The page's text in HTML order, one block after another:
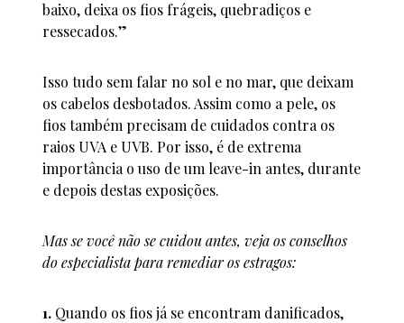
baixo, deixa os fios frágeis, quebradiços e
ressecados.”
Isso tudo sem falar no sol e no mar, que deixam
os cabelos desbotados. Assim como a pele, os
fios também precisam de cuidados contra os
raios UVA e UVB. Por isso, é de extrema
importância o uso de um leave-in antes, durante
e depois destas exposições.
Mas se você não se cuidou antes, veja os conselhos
do especialista para remediar os estragos:
1. Quando os fios já se encontram danificados,